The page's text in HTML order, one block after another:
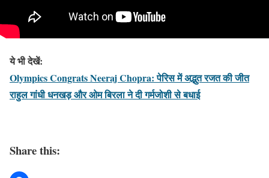
ये भी देखें:
Olympics Congrats Neeraj Chopra: पेरिस में अद्भुत रजत की जीत
राहुल गांधी धनखड़ और ओम बिरला ने दी गर्मजोशी से बधाई
Share this: